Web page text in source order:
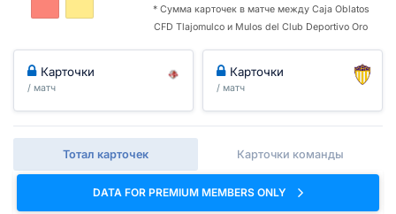
* Сумма карточек в матче между Caja Oblatos
CFD Tlajomulco и Mulos del Club Deportivo Oro
Карточки
/ матч
Карточки
/ матч
Тотал карточек Карточки команды
DATA FOR PREMIUM MEMBERS ONLY